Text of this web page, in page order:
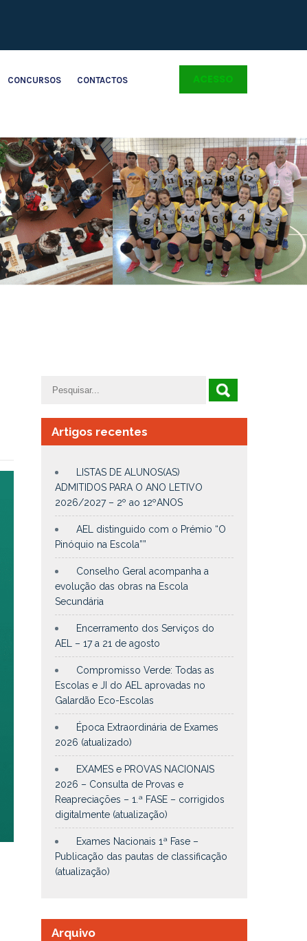
CONCURSOS CONTACTOS ACESSO
Artigos recentes
LISTAS DE ALUNOS(AS)
ADMITIDOS PARA O ANO LETIVO
2026/2027 – 2º ao 12ºANOS
AEL distinguido com o Prémio “O
Pinóquio na Escola””
Conselho Geral acompanha a
evolução das obras na Escola
Secundária
Encerramento dos Serviços do
AEL – 17 a 21 de agosto
Compromisso Verde: Todas as
Escolas e JI do AEL aprovadas no
Galardão Eco-Escolas
Época Extraordinária de Exames
2026 (atualizado)
EXAMES e PROVAS NACIONAIS
2026 – Consulta de Provas e
Reapreciações – 1.ª FASE – corrigidos
digitalmente (atualização)
Exames Nacionais 1ª Fase –
Publicação das pautas de classificação
(atualização)
Arquivo